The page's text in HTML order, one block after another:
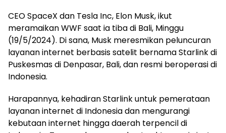
CEO SpaceX dan Tesla Inc, Elon Musk, ikut
meramaikan WWF saat ia tiba di Bali, Minggu
(19/5/2024). Di sana, Musk meresmikan peluncuran
layanan internet berbasis satelit bernama Starlink di
Puskesmas di Denpasar, Bali, dan resmi beroperasi di
Indonesia.
Harapannya, kehadiran Starlink untuk pemerataan
layanan internet di Indonesia dan mengurangi
kebutaan internet hingga daerah terpencil di